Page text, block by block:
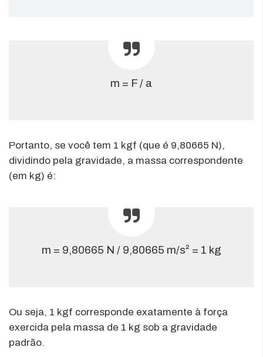
m = F / a
Portanto, se você tem 1 kgf (que é 9,80665 N),
dividindo pela gravidade, a massa correspondente
(em kg) é:
m = 9,80665 N / 9,80665 m/s² = 1 kg
Ou seja, 1 kgf corresponde exatamente à força
exercida pela massa de 1 kg sob a gravidade
padrão.